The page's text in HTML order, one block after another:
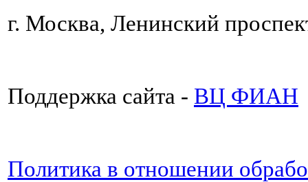
г. Москва, Ленинский
Поддержка сайта - ВЦ ФИАН
Политика в отношении